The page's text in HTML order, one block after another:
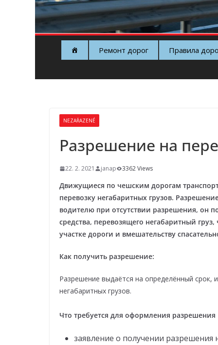
Ремонт дорог Правила
NEZAŘAZENÉ
Разрешение на
22. 2. 2021 janap 3362 Views
Движущиеся по чешским дорогам
перевозку негабаритных грузов.
водителю при отсутствии разрешения, он
средства, перевозящего негабаритный
участке дороги и вмешательству
Как получить разрешение:
Разрешение выдаётся на определённый срок,
негабаритных грузов.
Что требуется для оформления разрешения
заявление о получении разрешения